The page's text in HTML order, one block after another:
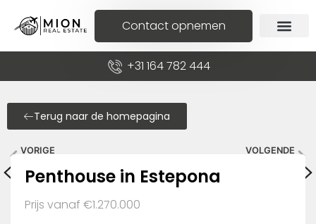
Contact opnemen
+31 164 782 444
Terug naar de homepagina
VORIGE VOLGENDE
Penthouse in Estepona
Prijs vanaf €1.270.000